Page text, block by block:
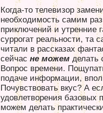
Когда-то телевизор
необходимость самим
приключений и утренние
суррогат реальности, та
читали в рассказах
сейчас не можем делать
Вопрос времени.
подаче информации,
Почувствовать вкус? А
удовлетворения базовых
можем делать